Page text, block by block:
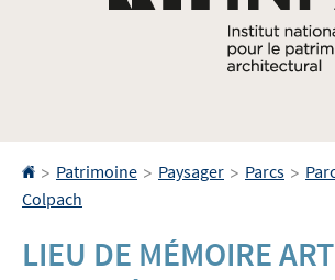
Accueil
> Patrimoine > Paysager > Parcs >
Colpach
LIEU DE MÉMOIRE